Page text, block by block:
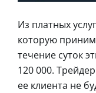
Из платных
которую
течение суток
120 000.
ее клиента не